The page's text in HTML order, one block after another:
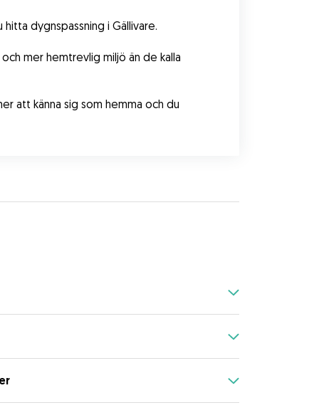
dygnspassning i Gällivare.
mer hemtrevlig miljö än de kalla
att känna sig som hemma och du